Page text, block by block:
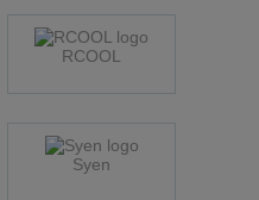
RCOOL
Syen